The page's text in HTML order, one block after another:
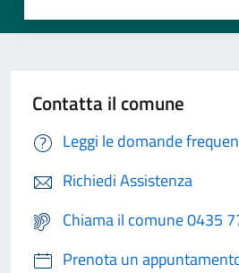
Contatta il comune
Leggi le domande
Richiedi Assistenza
Chiama il comune 0435
Prenota un